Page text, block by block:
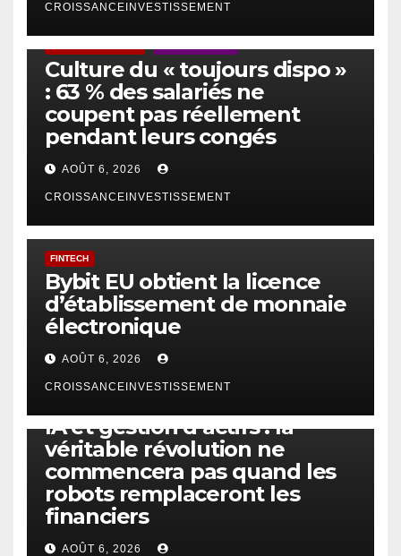
CROISSANCEINVESTISSEMENT
Culture du « toujours dispo »
: 63 % des salariés ne
coupent pas réellement
pendant leurs congés
AOÛT 6, 2026
CROISSANCEINVESTISSEMENT
FINTECH
Bybit EU obtient la licence
d’établissement de monnaie
électronique
AOÛT 6, 2026
CROISSANCEINVESTISSEMENT
IA et gestion d’actifs : la
véritable révolution ne
commencera pas quand les
robots remplaceront les
financiers
AOÛT 6, 2026